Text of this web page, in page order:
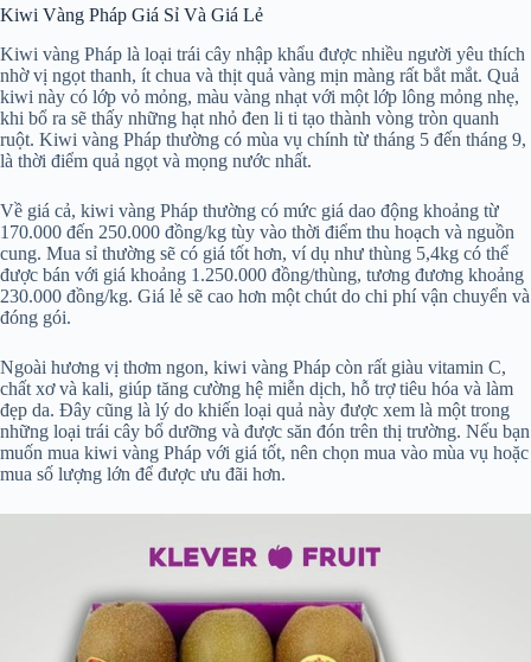
Kiwi Vàng Pháp Giá Sỉ Và Giá Lẻ
Kiwi vàng Pháp là loại trái cây nhập khẩu được nhiều người yêu thích
nhờ vị ngọt thanh, ít chua và thịt quả vàng mịn màng rất bắt mắt. Quả
kiwi này có lớp vỏ mỏng, màu vàng nhạt với một lớp lông mỏng nhẹ,
khi bổ ra sẽ thấy những hạt nhỏ đen li ti tạo thành vòng tròn quanh
ruột. Kiwi vàng Pháp thường có mùa vụ chính từ tháng 5 đến tháng 9,
là thời điểm quả ngọt và mọng nước nhất.
Về giá cả, kiwi vàng Pháp thường có mức giá dao động khoảng từ
170.000 đến 250.000 đồng/kg tùy vào thời điểm thu hoạch và nguồn
cung. Mua sỉ thường sẽ có giá tốt hơn, ví dụ như thùng 5,4kg có thể
được bán với giá khoảng 1.250.000 đồng/thùng, tương đương khoảng
230.000 đồng/kg. Giá lẻ sẽ cao hơn một chút do chi phí vận chuyển và
đóng gói.
Ngoài hương vị thơm ngon, kiwi vàng Pháp còn rất giàu vitamin C,
chất xơ và kali, giúp tăng cường hệ miễn dịch, hỗ trợ tiêu hóa và làm
đẹp da. Đây cũng là lý do khiến loại quả này được xem là một trong
những loại trái cây bổ dưỡng và được săn đón trên thị trường. Nếu bạn
muốn mua kiwi vàng Pháp với giá tốt, nên chọn mua vào mùa vụ hoặc
mua số lượng lớn để được ưu đãi hơn.